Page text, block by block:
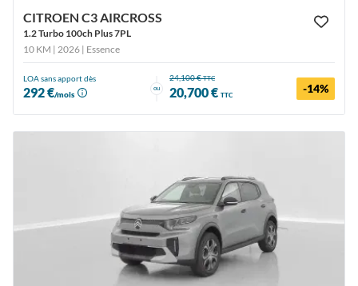
CITROEN C3 AIRCROSS
1.2 Turbo 100ch Plus 7PL
10 KM | 2026 | Essence
LOA sans apport dès
292 €/mois
ou
24,100 €TTC
20,700 € TTC -14%